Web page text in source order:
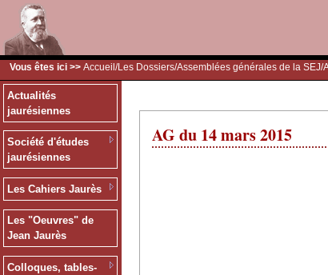
Vous êtes ici >> Accueil /Les Dossiers/Assemblées générales de la SEJ/
Actualités
jaurésiennes
Société d'études
jaurésiennes
Les Cahiers Jaurès
Les "Oeuvres" de
Jean Jaurès
Colloques, tables-
AG du 14 mars 2015